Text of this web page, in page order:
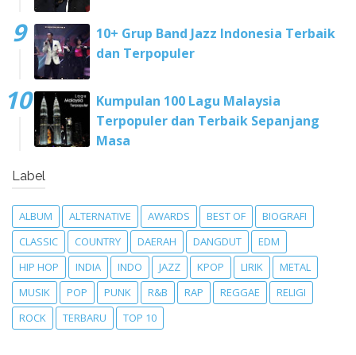
10+ Grup Band Jazz Indonesia Terbaik
dan Terpopuler
Kumpulan 100 Lagu Malaysia
Terpopuler dan Terbaik Sepanjang
Masa
Label
ALBUM ALTERNATIVE AWARDS BEST OF
BIOGRAFI
CLASSIC
COUNTRY DAERAH DANGDUT
EDM
HIP HOP
INDIA INDO JAZZ KPOP LIRIK
METAL
MUSIK
POP PUNK R&B RAP REGGAE
RELIGI
ROCK
TERBARU TOP 10